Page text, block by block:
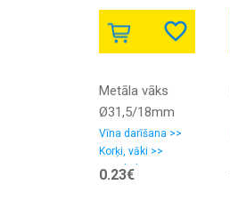
Metāla vāks
Ø31,5/18mm
Vīna darīšana >>
Korķi, vāki >>
Metāla korķi
0.23€